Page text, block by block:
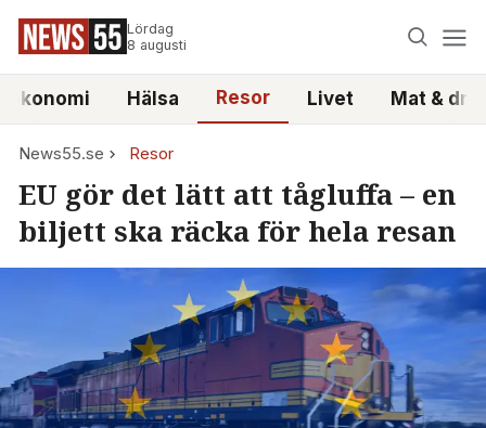
Lördag
8 augusti
Hälsa Resor Livet Mat &
News55.se Resor
EU gör det lätt att tågluffa – en
biljett ska räcka för hela resan